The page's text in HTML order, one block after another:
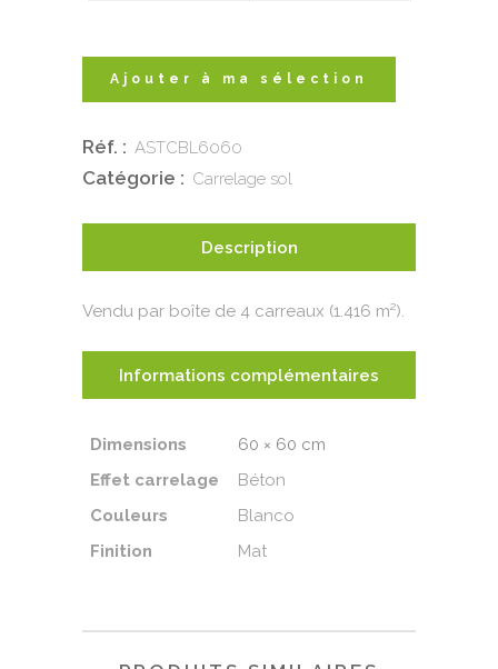
Ajouter à ma sélection
Réf. : ASTCBL6060
Catégorie : Carrelage sol
Description
Vendu par boîte de 4 carreaux (1.416 m²).
Informations complémentaires
Dimensions
60 × 60 cm
Effet carrelage
Béton
Couleurs
Blanco
Finition
Mat